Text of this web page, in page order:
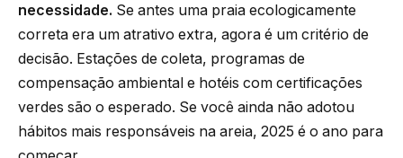
necessidade. Se antes uma praia ecologicamente
correta era um atrativo extra, agora é um critério de
decisão. Estações de coleta, programas de
compensação ambiental e hotéis com certificações
verdes são o esperado. Se você ainda não adotou
hábitos mais responsáveis na areia, 2025 é o ano para